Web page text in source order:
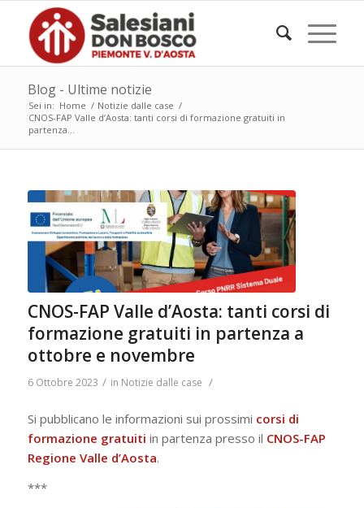
Blog - Ultime notizie
Sei in: Home / Notizie dalle case /
CNOS-FAP Valle d’Aosta: tanti corsi di formazione gratuiti in
partenza...
CNOS-FAP Valle d’Aosta: tanti corsi di
formazione gratuiti in partenza a
ottobre e novembre
6 Ottobre 2023 / in Notizie dalle case /
Si pubblicano le informazioni sui prossimi corsi di
formazione gratuiti in partenza presso il CNOS-FAP
Regione Valle d’Aosta.
***